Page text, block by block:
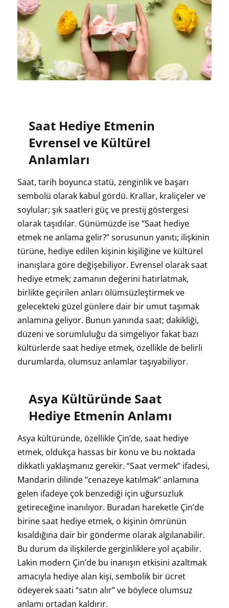
Saat Hediye Etmenin
Evrensel ve Kültürel
Anlamları
Saat, tarih boyunca statü, zenginlik ve başarı
sembolü olarak kabul gördü. Krallar, kraliçeler ve
soylular; şık saatleri güç ve prestij göstergesi
olarak taşıdılar. Günümüzde ise “Saat hediye
etmek ne anlama gelir?” sorusunun yanıtı; ilişkinin
türüne, hediye edilen kişinin kişiliğine ve kültürel
inanışlara göre değişebiliyor. Evrensel olarak saat
hediye etmek; zamanın değerini hatırlatmak,
birlikte geçirilen anları ölümsüzleştirmek ve
gelecekteki güzel günlere dair bir umut taşımak
anlamına geliyor. Bunun yanında saat; dakikliği,
düzeni ve sorumluluğu da simgeliyor fakat bazı
kültürlerde saat hediye etmek, özellikle de belirli
durumlarda, olumsuz anlamlar taşıyabiliyor.
Asya Kültüründe Saat
Hediye Etmenin Anlamı
Asya kültüründe, özellikle Çin’de, saat hediye
etmek, oldukça hassas bir konu ve bu noktada
dikkatli yaklaşmanız gerekir. “Saat vermek” ifadesi,
Mandarin dilinde “cenazeye katılmak” anlamına
gelen ifadeye çok benzediği için uğursuzluk
getireceğine inanılıyor. Buradan hareketle Çin’de
birine saat hediye etmek, o kişinin ömrünün
kısaldığına dair bir gönderme olarak algılanabilir.
Bu durum da ilişkilerde gerginliklere yol açabilir.
Lakin modern Çin’de bu inanışın etkisini azaltmak
amacıyla hediye alan kişi, sembolik bir ücret
ödeyerek saati “satın alır” ve böylece olumsuz
anlamı ortadan kaldırır.